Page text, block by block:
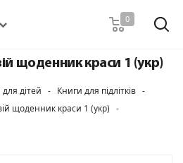
0
щоденник краси 1 (укр)
дітей - Книги для підлітків -
щоденник краси 1 (укр) -